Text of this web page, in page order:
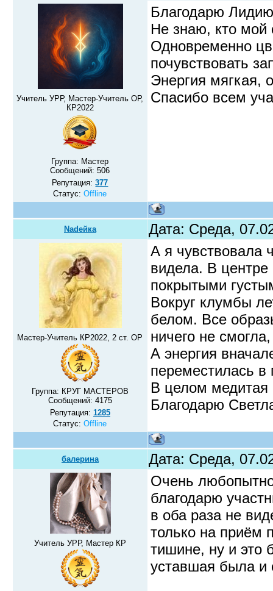
Учитель УРР, Мастер-Учитель ОР,
КР2022
Группа: Мастер
Сообщений:506
Репутация:377
Статус:Offline
Благодарю
Не знаю, кто мой
Одновременно
почувствовать
Энергия мягкая,
Спасибо всем
Nadeйка Дата: Среда,
Мастер-Учитель КР2022, 2 ст. ОР
Группа: КРУГ МАСТЕРОВ
Сообщений: 4175
Репутация: 1285
Статус:Offline
А я чувствовала
видела. В
покрытыми
Вокруг клумбы
белом. Все
ничего не
А энергия
переместилась
В целом медитая
Благодарю
балерина Дата: Среда,
Учитель УРР, Мастер КР
Очень
благодарю
в оба раза не
только на приём
тишине, ну и это
уставшая была и